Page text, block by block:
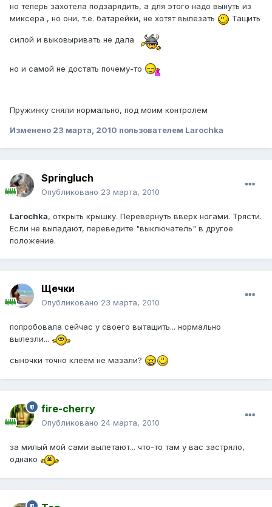
но теперь захотела подзарядить, а для этого надо вынуть из
миксера , но они, т.е. батарейки, не хотят вылезать
Тащить
силой и выковыривать не дала
но и самой не достать почему-то
Пружинку сняли нормально, под моим контролем
Изменено 23 марта, 2010 пользователем Larochka
Springluch
Опубликовано 23 марта, 2010
Larochka, открыть крышку. Перевернуть вверх ногами. Трясти.
Если не выпадают, переведите "выключатель" в другое
положение.
Щечки
Опубликовано 23 марта, 2010
попробовала сейчас у своего вытащить... нормально
вылезли...
сыночки точно клеем не мазали?
fire-cherry
Опубликовано 24 марта, 2010
за милый мой сами вылетают... что-то там у вас застряло,
однако